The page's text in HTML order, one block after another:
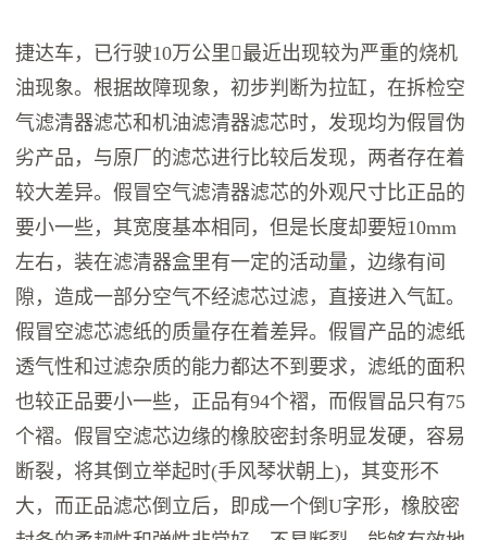
捷达车，已行驶10万公里最近出现较为严重的烧机
油现象。根据故障现象，初步判断为拉缸，在拆检空
气滤清器滤芯和机油滤清器滤芯时，发现均为假冒伪
劣产品，与原厂的滤芯进行比较后发现，两者存在着
较大差异。假冒空气滤清器滤芯的外观尺寸比正品的
要小一些，其宽度基本相同，但是长度却要短10mm
左右，装在滤清器盒里有一定的活动量，边缘有间
隙，造成一部分空气不经滤芯过滤，直接进入气缸。
假冒空滤芯滤纸的质量存在着差异。假冒产品的滤纸
透气性和过滤杂质的能力都达不到要求，滤纸的面积
也较正品要小一些，正品有94个褶，而假冒品只有75
个褶。假冒空滤芯边缘的橡胶密封条明显发硬，容易
断裂，将其倒立举起时(手风琴状朝上)，其变形不
大，而正品滤芯倒立后，即成一个倒U字形，橡胶密